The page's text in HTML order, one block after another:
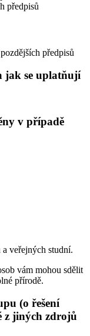
předpisů
předpisů
jak se uplatňují
v případě
veřejných studní.
vám mohou sdělit
přírodě.
(o řešení
z jiných zdrojů